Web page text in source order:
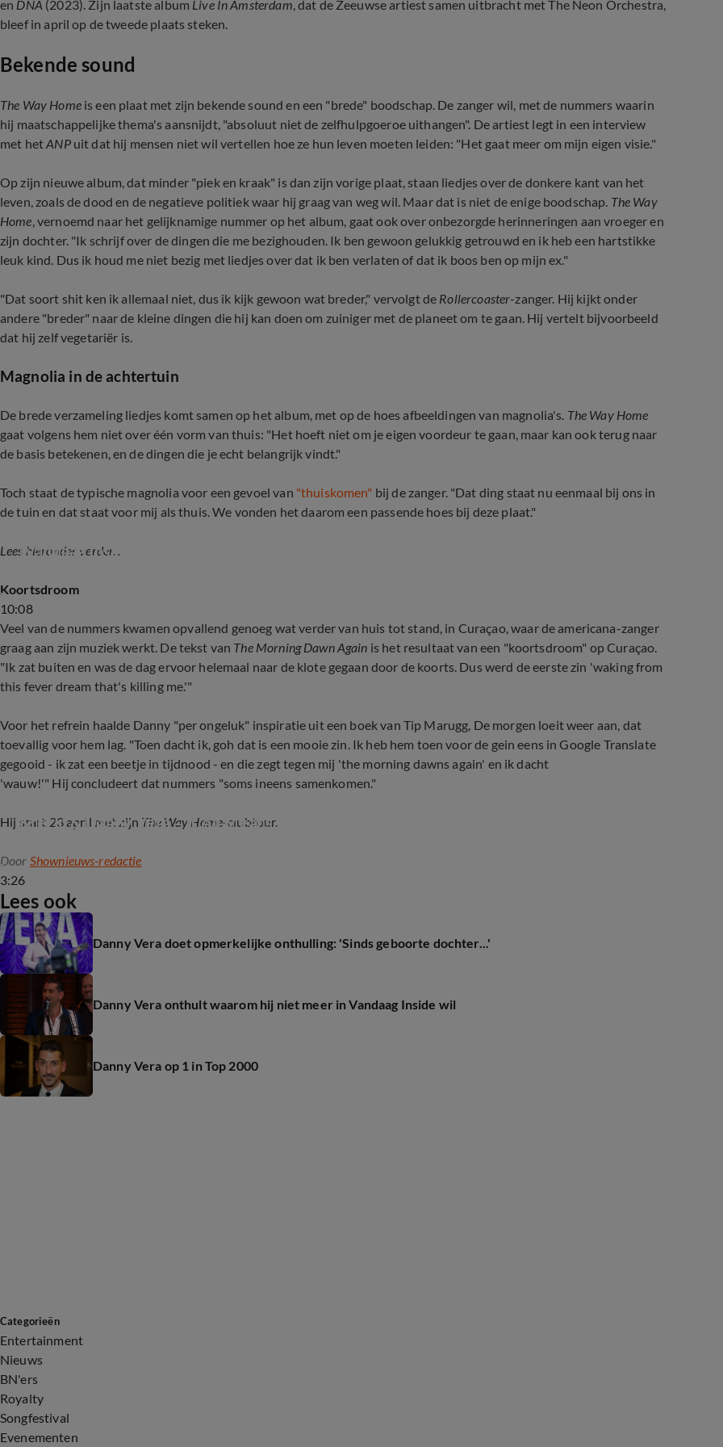
en DNA (2023). Zijn laatste album Live In Amsterdam, dat de Zeeuwse artiest samen uitbracht met The Neon Orchestra,
bleef in april op de tweede plaats steken.
Bekende sound
The Way Homeis een plaat met zijn bekende sound en een "brede" boodschap. De zanger wil, met de nummers waarin
hij maatschappelijke thema's aansnijdt, "absoluut niet de zelfhulpgoeroe uithangen". De artiest legt in een interview
met hetANPuit dat hij mensen niet wil vertellen hoe ze hun leven moeten leiden: "Het gaat meer om mijn eigen visie."
Op zijn nieuwe album, dat minder "piek en kraak" is dan zijn vorige plaat, staan liedjes over de donkere kant van het
leven, zoals de dood en de negatieve politiek waar hij graag van weg wil. Maar dat is niet de enige boodschap. The Way
Home, vernoemd naar het gelijknamige nummer op het album, gaat ook over onbezorgde herinneringen aan vroeger en
zijn dochter. "Ik schrijf over de dingen die me bezighouden. Ik ben gewoon gelukkig getrouwd en ik heb een hartstikke
leuk kind. Dus ik houd me niet bezig met liedjes over dat ik ben verlaten of dat ik boos ben op mijn ex."
"Dat soort shit ken ik allemaal niet, dus ik kijk gewoon wat breder," vervolgt de Rollercoaster-zanger. Hij kijkt onder
andere "breder" naar de kleine dingen die hij kan doen om zuiniger met de planeet om te gaan. Hij vertelt bijvoorbeeld
dat hij zelf vegetariër is.
Magnolia in de achtertuin
De brede verzameling liedjes komt samen op het album, met op de hoes afbeeldingen van magnolia's. The Way Home
gaat volgens hem niet over één vorm van thuis: "Het hoeft niet om je eigen voordeur te gaan, maar kan ook terug naar
de basis betekenen, en de dingen die je echt belangrijk vindt."
Toch staat de typische magnolia voor een gevoel van "thuiskomen" bij de zanger. "Dat ding staat nu eenmaal bij ons in
de tuin en dat staat voor mij als thuis. We vonden het daarom een passende hoes bij deze plaat."
Lees hieronder verder...
10:08
(Vandaag Inside)
Koortsdroom
Veel van de nummers kwamen opvallend genoeg wat verder van huis tot stand, in Curaçao, waar de americana-zanger
graag aan zijn muziek werkt. De tekst van The Morning Dawn Again is het resultaat van een "koortsdroom" op Curaçao.
"Ik zat buiten en was de dag ervoor helemaal naar de klote gegaan door de koorts. Dus werd de eerste zin 'waking from
this fever dream that's killing me.'"
Voor het refrein haalde Danny "per ongeluk" inspiratie uit een boek van Tip Marugg, De morgen loeit weer aan, dat
toevallig voor hem lag. "Toen dacht ik, goh dat is een mooie zin. Ik heb hem toen voor de gein eens in Google Translate
gegooid - ik zat een beetje in tijdnood - en die zegt tegen mij 'the morning dawns again' en ik dacht
'wauw!'" Hij concludeert dat nummers "soms ineens samenkomen."
Hij start 23 april met zijn The Way Home-clubtour.
3:26
Krezip & Danny Vera – It All Means Nothing (You’re Not Here Now) (Radio 538)
Door Shownieuws-redactie
Lees ook
Danny Vera doet opmerkelijke onthulling: 'Sinds geboorte dochter...'
Danny Vera onthult waarom hij niet meer in Vandaag Inside wil
Danny Vera op 1 in Top 2000
Categorieën
Entertainment
Nieuws
BN'ers
Royalty
Songfestival
Evenementen